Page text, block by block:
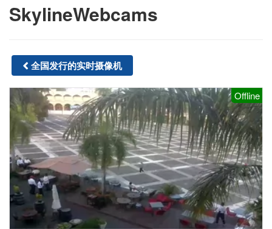
SkylineWebcams
全国发行的实时摄像机
Offline